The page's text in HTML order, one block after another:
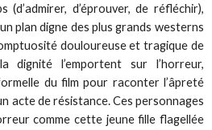
d’éprouver, de réfléchir),
plan digne des plus grands westerns
douloureuse et tragique de
dignité l’emportent sur l’horreur,
du film pour raconter l’âpreté
acte de résistance. Ces personnages
comme cette jeune fille flagellée